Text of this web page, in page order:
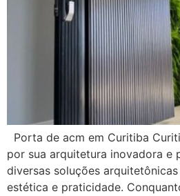
Porta de acm em Curitiba
por sua arquitetura inovadora e
diversas soluções
estética e praticidade.